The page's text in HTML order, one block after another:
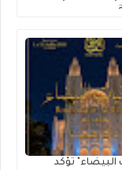
البيضاء" تؤكد